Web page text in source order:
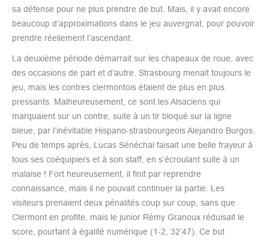
sa défense pour ne plus prendre de but. Mais, il y avait encore
beaucoup d’approximations dans le jeu auvergnat, pour pouvoir
prendre réellement l’ascendant.
La deuxième période démarrait sur les chapeaux de roue, avec
des occasions de part et d’autre. Strasbourg menait toujours le
jeu, mais les contres clermontois étaient de plus en plus
pressants. Malheureusement, ce sont les Alsaciens qui
marquaient sur un contre, suite à un tir bloqué sur la ligne
bleue, par l’inévitable Hispano-strasbourgeois Alejandro Burgos.
Peu de temps après, Lucas Sénéchal faisait une belle frayeur à
tous ses coéquipiers et à son staff, en s’écroulant suite à un
malaise ! Fort heureusement, il finit par reprendre
connaissance, mais il ne pouvait continuer la partie. Les
visiteurs prenaient deux pénalités coup sur coup, sans que
Clermont en profite, mais le junior Rémy Granoux réduisait le
score, pourtant à égalité numérique (1-2, 32’47). Ce but